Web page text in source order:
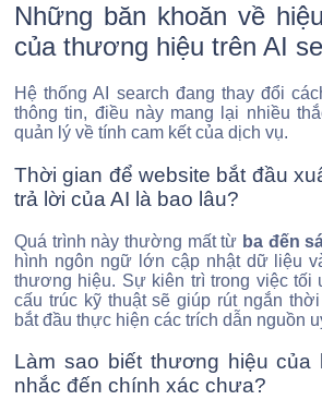
Những băn khoăn về
của thương hiệu trên AI
Hệ thống AI search đang thay đổi
thông tin, điều này mang lại nhiều
quản lý về tính cam kết của dịch vụ.
Thời gian để website bắt đầu
trả lời của AI là bao lâu?
Quá trình này thường mất từ ba đến
hình ngôn ngữ lớn cập nhật dữ liệu
thương hiệu. Sự kiên trì trong việc tối
cấu trúc kỹ thuật sẽ giúp rút ngắn
bắt đầu thực hiện các trích dẫn nguồn
Làm sao biết thương hiệu của
nhắc đến chính xác chưa?